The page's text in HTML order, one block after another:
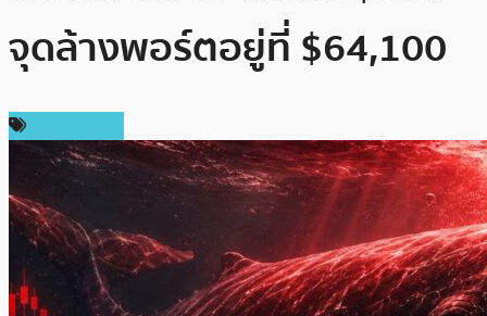
จุดล้างพอร์ตอยู่ที่ $64,100